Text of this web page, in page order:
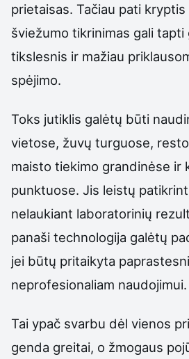
prietaisas. Tačiau pati kryptis
šviežumo tikrinimas gali tapti
tikslesnis ir mažiau
spėjimo.
Toks jutiklis galėtų būti
vietose, žuvų turguose,
maisto tiekimo grandinėse ir
punktuose. Jis leistų
nelaukiant laboratorinių
panaši technologija galėtų
jei būtų pritaikyta
neprofesionaliam naudojimui.
Tai ypač svarbu dėl vienos
genda greitai, o žmogaus